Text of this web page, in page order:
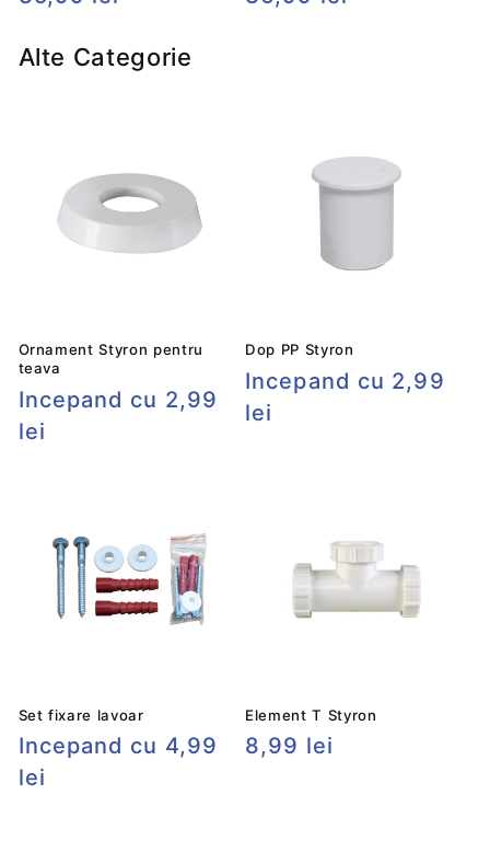
Alte Categorie
Ornament Styron pentru
teava
Preț
obișnuit
Incepand cu 2,99
lei
Dop PP Styron
Preț
obișnuit
Incepand cu 2,99
lei
Set fixare lavoar
Preț
obișnuit
Incepand cu 4,99
lei
Element T Styron
Preț
8,99 lei